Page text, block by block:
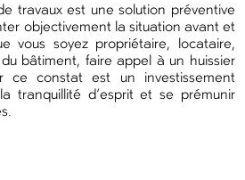
travaux est une solution préventive
objectivement la situation avant et
vous soyez propriétaire, locataire,
bâtiment, faire appel à un huissier
ce constat est un investissement
tranquillité d’esprit et se prémunir